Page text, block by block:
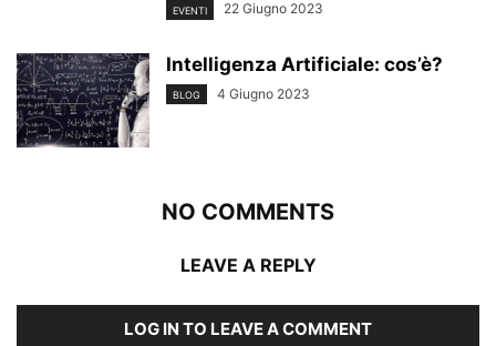
EVENTI 22 Giugno 2023
Intelligenza Artificiale: cos’è?
BLOG 4 Giugno 2023
NO COMMENTS
LEAVE A REPLY
LOG IN TO LEAVE A COMMENT